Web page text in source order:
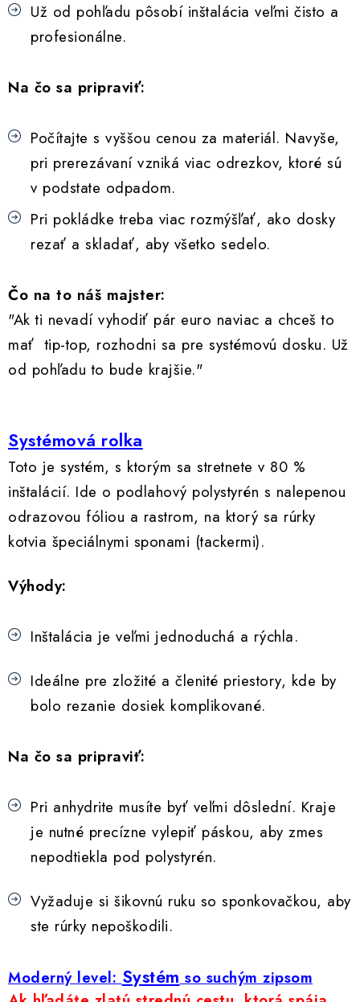
Obchodné podmienky požičovne náradia
Už od pohľadu pôsobí inštalácia veľmi čisto a
profesionálne.
Na čo sa pripraviť:
Počítajte s vyššou cenou za materiál. Navyše,
pri prerezávaní vzniká viac odrezkov, ktoré sú
v podstate odpadom.
Pri pokládke treba viac rozmýšľať, ako dosky
rezať a skladať, aby všetko sedelo.
Čo na to náš majster:
"Ak ti nevadí vyhodiť pár euro naviac a chceš to
mať tip-top, rozhodni sa pre systémovú dosku. Už
od pohľadu to bude krajšie."
Systémová rolka
Toto je systém, s ktorým sa stretnete v 80 %
inštalácií. Ide o podlahový polystyrén s nalepenou
odrazovou fóliou a rastrom, na ktorý sa rúrky
kotvia špeciálnymi sponami (tackermi).
Výhody:
Inštalácia je veľmi jednoduchá a rýchla.
Ideálne pre zložité a členité priestory, kde by
bolo rezanie dosiek komplikované.
Na čo sa pripraviť:
Pri anhydrite musíte byť veľmi dôslední. Kraje
je nutné precízne vylepiť páskou, aby zmes
nepodtiekla pod polystyrén.
Vyžaduje si šikovnú ruku so sponkovačkou, aby
ste rúrky nepoškodili.
Moderný level: Systém so suchým zipsom